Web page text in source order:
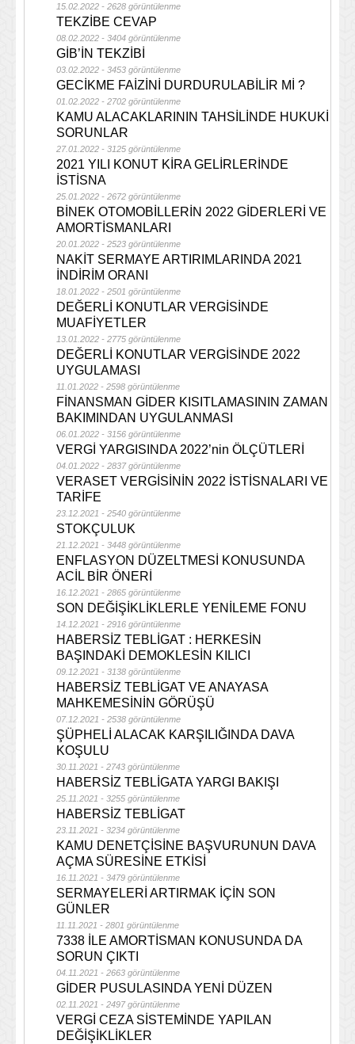
15.02.2022 - 2628 görüntülenme
TEKZİBE CEVAP
08.02.2022 - 3404 görüntülenme
GİB’İN TEKZİBİ
03.02.2022 - 3453 görüntülenme
GECİKME FAİZİNİ DURDURULABİLİR Mİ ?
01.02.2022 - 2702 görüntülenme
KAMU ALACAKLARININ TAHSİLİNDE HUKUKİ
SORUNLAR
27.01.2022 - 3125 görüntülenme
2021 YILI KONUT KİRA GELİRLERİNDE
İSTİSNA
25.01.2022 - 2672 görüntülenme
BİNEK OTOMOBİLLERİN 2022 GİDERLERİ VE
AMORTİSMANLARI
20.01.2022 - 2523 görüntülenme
NAKİT SERMAYE ARTIRIMLARINDA 2021
İNDİRİM ORANI
18.01.2022 - 2501 görüntülenme
DEĞERLİ KONUTLAR VERGİSİNDE
MUAFİYETLER
13.01.2022 - 2775 görüntülenme
DEĞERLİ KONUTLAR VERGİSİNDE 2022
UYGULAMASI
11.01.2022 - 2598 görüntülenme
FİNANSMAN GİDER KISITLAMASININ ZAMAN
BAKIMINDAN UYGULANMASI
06.01.2022 - 3156 görüntülenme
VERGİ YARGISINDA 2022’nin ÖLÇÜTLERİ
04.01.2022 - 2837 görüntülenme
VERASET VERGİSİNİN 2022 İSTİSNALARI VE
TARİFE
23.12.2021 - 2540 görüntülenme
STOKÇULUK
21.12.2021 - 3448 görüntülenme
ENFLASYON DÜZELTMESİ KONUSUNDA
ACİL BİR ÖNERİ
16.12.2021 - 2865 görüntülenme
SON DEĞİŞİKLİKLERLE YENİLEME FONU
14.12.2021 - 2916 görüntülenme
HABERSİZ TEBLİGAT : HERKESİN
BAŞINDAKİ DEMOKLESİN KILICI
09.12.2021 - 3138 görüntülenme
HABERSİZ TEBLİGAT VE ANAYASA
MAHKEMESİNİN GÖRÜŞÜ
07.12.2021 - 2538 görüntülenme
ŞÜPHELİ ALACAK KARŞILIĞINDA DAVA
KOŞULU
30.11.2021 - 2743 görüntülenme
HABERSİZ TEBLİGATA YARGI BAKIŞI
25.11.2021 - 3255 görüntülenme
HABERSİZ TEBLİGAT
23.11.2021 - 3234 görüntülenme
KAMU DENETÇİSİNE BAŞVURUNUN DAVA
AÇMA SÜRESİNE ETKİSİ
16.11.2021 - 3479 görüntülenme
SERMAYELERİ ARTIRMAK İÇİN SON
GÜNLER
11.11.2021 - 2801 görüntülenme
7338 İLE AMORTİSMAN KONUSUNDA DA
SORUN ÇIKTI
04.11.2021 - 2663 görüntülenme
GİDER PUSULASINDA YENİ DÜZEN
02.11.2021 - 2497 görüntülenme
VERGİ CEZA SİSTEMİNDE YAPILAN
DEĞİŞİKLİKLER